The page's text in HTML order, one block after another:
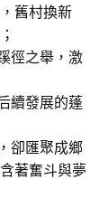
舊村換新
徑之舉，激
續發展的蓬
卻匯聚成鄉
著奮斗與夢